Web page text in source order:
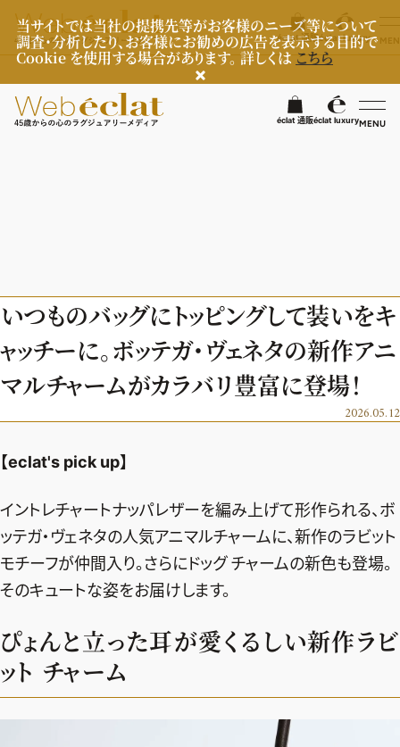
当サイトでは当社の提携先等がお客様のニーズ等について
調査・分析したり、お客様にお勧めの広告を表示する目的で
Cookie を使用する場合があります。 詳しくはこちら
éclat 通販éclat luxuryMENU検
8月の毎日コーデ
50代なに着てる？
ファッション特集
ヘアスタイル・ヘアケア
エイジングケア
メイク
50代ベストコスメ
ヘルスケア
ヘルスケアTOPICS
更年期
ストレッチ・エクササイズ
ダイエット
ライフスタイル
車・家電
住まい
旅行＆グルメ
カルチャー
50代のお悩み
エクラ 華組
エクラ 華組ランキング
チームJマダムランキング
チームJマダム特集
あら、素敵☆ 手帖
占い
イヴルルド遙華の12星座占い
スペシャル占い
試し読み
エクラプレミアムNEWS
通販ランキング
デジタルカタログ
from編集部
インフォメーション
MAGAZINE
éclat 通販éclat luxury
いつものバッグにトッピングして装いをキ
ャッチーに。ボッテガ・ヴェネタの新作アニ
マルチャームがカラバリ豊富に登場！
2026.05.12
【eclat's pick up】
イントレチャートナッパレザーを編み上げて形作られる、ボ
ッテガ・ヴェネタの人気アニマルチャームに、新作のラビット
モチーフが仲間入り。さらにドッグ チャームの新色も登場。
そのキュートな姿をお届けします。
ぴょんと立った耳が愛くるしい新作ラビ
ット チャーム